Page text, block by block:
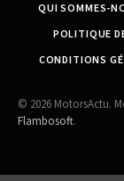
QUI SOMMES-
POLITIQUE
CONDITIONS
© 2026 MotorsActu.
Flambosoft.